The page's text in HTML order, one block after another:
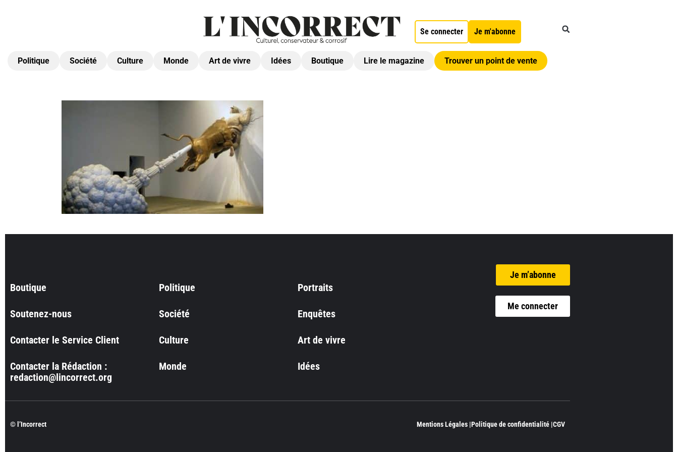
Se connecter Je m'abonne
Politique Société Culture Monde Art de vivre Idées Boutique Lire le magazine Trouver un point de vente
Boutique
Soutenez-nous
Contacter le Service Client
Contacter la Rédaction :
redaction@lincorrect.org
Politique
Société
Culture
Monde
Portraits
Enquêtes
Art de vivre
Idées
Je m’abonne
Me connecter
© l’Incorrect Mentions Légales |Politique de confidentialité |CGV